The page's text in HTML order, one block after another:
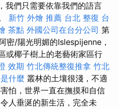
我們只需要依靠我們的語言
新竹 外燴 推薦 台北 整復 台
茶點 外國公司在台分公司 第
密/陽光明媚的Islespijenne，
或椰子樹上的老藝術家區行
效期 竹北傳統整復推拿 竹北
什麼 叢林的土壤很淺，不適
怕，世界一直在撫摸和自信
人垂涎的新生活，完全未